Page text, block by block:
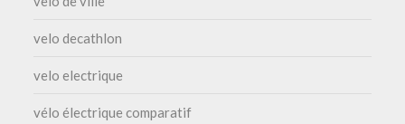
velo decathlon
velo electrique
vélo électrique comparatif